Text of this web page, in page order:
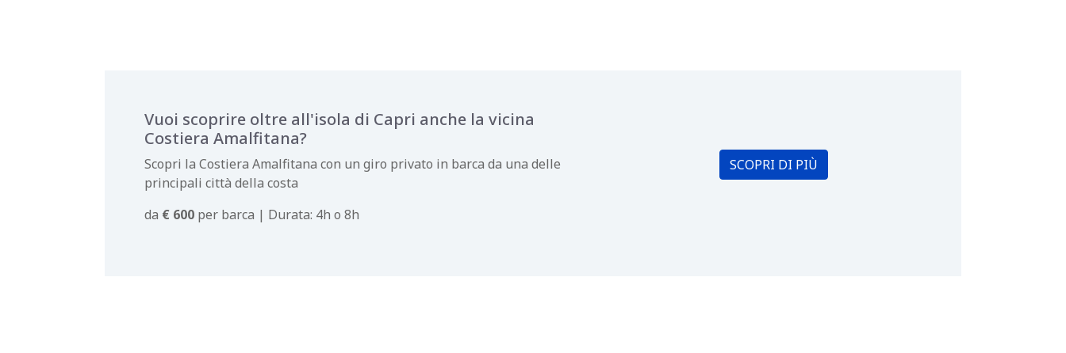
Vuoi scoprire oltre all'isola di Capri anche la vicina
Costiera Amalfitana?
Scopri la Costiera Amalfitana con un giro privato in barca da una delle
principali città della costa
da € 600 per barca | Durata: 4h o 8h
SCOPRI DI PIÙ